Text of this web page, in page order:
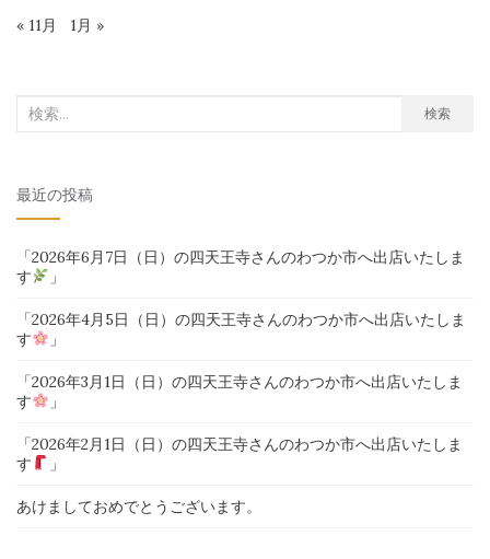
« 11月 1月 »
検
象:
検索
最近の投稿
「2026年6月7日（日）の四天王寺さんのわつか市へ出店いたしま
す
」
「2026年4月5日（日）の四天王寺さんのわつか市へ出店いたしま
す
」
「2026年3月1日（日）の四天王寺さんのわつか市へ出店いたしま
す
」
「2026年2月1日（日）の四天王寺さんのわつか市へ出店いたしま
す
」
あけましておめでとうございます。